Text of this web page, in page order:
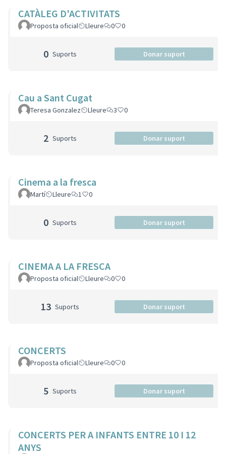
CATÀLEG D'ACTIVITATS
Proposta oficial Lleure 0 0
0 Suports Donar suport
Cau a Sant Cugat
Teresa Gonzalez Lleure 3 0
2 Suports Donar suport
Cinema a la fresca
Martí Lleure 1 0
0 Suports Donar suport
CINEMA A LA FRESCA
Proposta oficial Lleure 0 0
13 Suports Donar suport
CONCERTS
Proposta oficial Lleure 0 0
5 Suports Donar suport
CONCERTS PER A INFANTS ENTRE 10 I 12
ANYS